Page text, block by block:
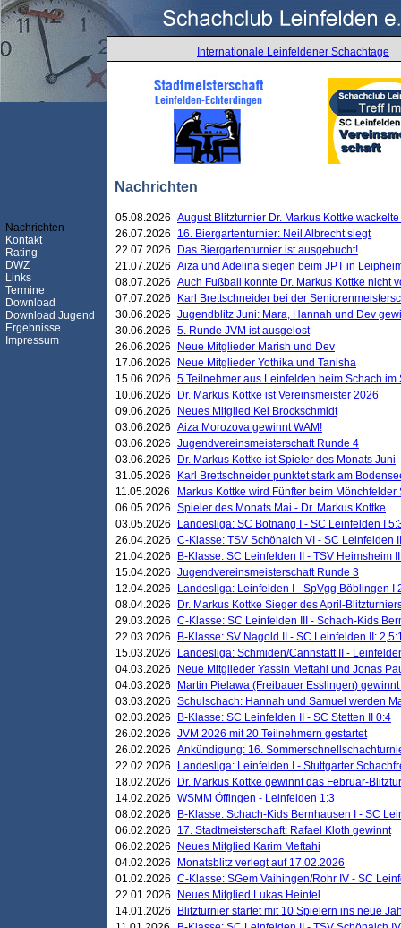
Internationale Leinfeldener Schachtage
Nachrichten
Nachrichten
Kontakt
Rating
DWZ
Links
Termine
Download
Download Jugend
Ergebnisse
Impressum
05.08.2026 August Blitzturnier Dr. Markus Kottke
26.07.2026
16. Biergartenturnier: Neil Albrecht siegt
22.07.2026
Das Biergartenturnier ist ausgebucht!
21.07.2026 Aiza und Adelina siegen beim JPT in
08.07.2026 Auch Fußball konnte Dr. Markus Kottke nicht
07.07.2026
Karl Brettschneider bei der
30.06.2026 Jugendblitz Juni: Mara, Hannah und Dev
30.06.2026 5. Runde JVM ist ausgelost
26.06.2026
Neue Mitglieder Marish und Dev
17.06.2026
Neue Mitglieder Yothika und Tanisha
15.06.2026 5 Teilnehmer aus Leinfelden beim Schach
10.06.2026
Dr. Markus Kottke ist Vereinsmeister 2026
09.06.2026
Neues Mitglied Kei Brockschmidt
03.06.2026 Aiza Morozova gewinnt WAM!
03.06.2026 Jugendvereinsmeisterschaft Runde 4
03.06.2026
Dr. Markus Kottke ist Spieler des Monats Juni
31.05.2026
Karl Brettschneider punktet stark am
11.05.2026
Markus Kottke wird Fünfter beim
06.05.2026 Spieler des Monats Mai - Dr. Markus Kottke
03.05.2026
Landesliga: SC Botnang I - SC Leinfelden I
26.04.2026 C-Klasse: TSV Schönaich VI - SC Leinfelden
21.04.2026
B-Klasse: SC Leinfelden II - TSV Heimsheim
15.04.2026 Jugendvereinsmeisterschaft Runde 3
12.04.2026
Landesliga: Leinfelden I - SpVgg Böblingen I
08.04.2026
Dr. Markus Kottke Sieger des April-
29.03.2026 C-Klasse: SC Leinfelden III - Schach-Kids
22.03.2026
B-Klasse: SV Nagold II - SC Leinfelden II:
15.03.2026
Landesliga: Schmiden/Cannstatt II -
04.03.2026
Neue Mitglieder Yassin Meftahi und Jonas
04.03.2026
Martin Pielawa (Freibauer Esslingen)
03.03.2026 Schulschach: Hannah und Samuel werden
02.03.2026
B-Klasse: SC Leinfelden II - SC Stetten II 0:4
26.02.2026 JVM 2026 mit 20 Teilnehmern gestartet
26.02.2026 Ankündigung: 16.
22.02.2026
Landesliga: Leinfelden I - Stuttgarter
18.02.2026
Dr. Markus Kottke gewinnt das Februar-
14.02.2026 WSMM Öffingen - Leinfelden 1:3
08.02.2026
B-Klasse: Schach-Kids Bernhausen I - SC
06.02.2026
17. Stadtmeisterschaft: Rafael Kloth gewinnt
06.02.2026
Neues Mitglied Karim Meftahi
04.02.2026
Monatsblitz verlegt auf 17.02.2026
01.02.2026 C-Klasse: SGem Vaihingen/Rohr IV - SC
22.01.2026
Neues Mitglied Lukas Heintel
14.01.2026
Blitzturnier startet mit 10 Spielern ins neue